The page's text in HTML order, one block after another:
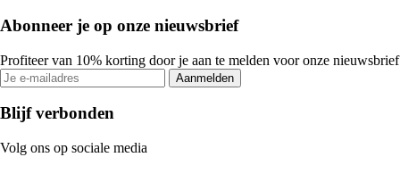
Abonneer je op onze nieuwsbrief
Profiteer van 10% korting door je aan te melden voor onze nieuwsbrief
Aanmelden
Blijf verbonden
Volg ons op sociale media